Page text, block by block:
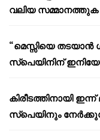
വലിയ സമ്മാനത്തുക
“മെസ്സിയെ
സ്പെയിനിന്
കിരീടത്തിനായി
സ്പെയിനും